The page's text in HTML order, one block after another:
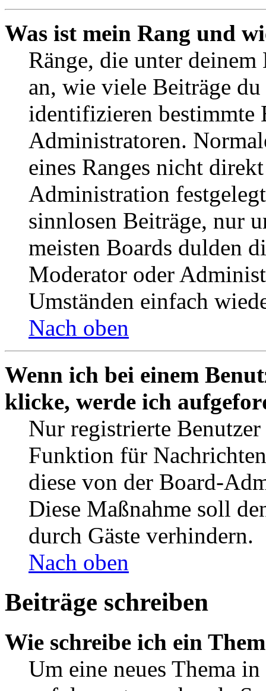
Was ist mein Rang und
Ränge, die unter deinem
an, wie viele Beiträge
identifizieren bestimmte
Administratoren.
eines Ranges nicht
Administration
sinnlosen Beiträge, nur
meisten Boards dulden
Moderator oder
Umständen einfach
Nach oben
Wenn ich bei einem
klicke, werde ich
Nur registrierte
Funktion für
diese von der Board-
Diese Maßnahme soll
durch Gäste verhindern.
Nach oben
Beiträge schreiben
Wie schreibe ich ein
Um eine neues Thema